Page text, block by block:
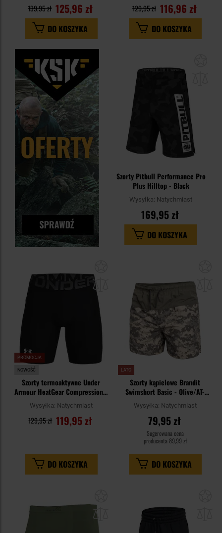
125,96 zł
139,95 zł
DO KOSZYKA
116,96 zł
129,95 zł
DO KOSZYKA
Szorty Pitbull Performance Pro
Plus Hilltop - Black
Wysyłka: Natychmiast
169,95 zł
DO KOSZYKA
schowka
PROMOCJA
NOWOŚĆ
Szorty termoaktywne Under
Armour HeatGear Compression -
Black/White
Wysyłka: Natychmiast
119,95 zł
129,95 zł
DO KOSZYKA
LATO
Szorty kąpielowe Brandit
Swimshort Basic - Olive/AT-
Digital
Wysyłka: Natychmiast
79,95 zł
Sugerowana cena
producenta 89,99 zł
DO KOSZYKA
schowka